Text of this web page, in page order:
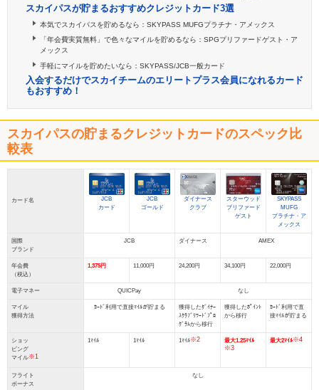
スカイパスが貯まるおすすめクレジットカード3選
本気でスカイパスを貯めるなら：SKYPASS MUFGプラチナ・アメックス
「年会費実質無料」で色々なマイルを貯めるなら：SPGプリファードゲスト・ア
メックス
手軽にマイルを貯めたいなら：SKYPASS/JCB一般カード
入会するだけでスカイチームのエリートプラス会員になれるカード
もおすすめ！
スカイパスの貯まるクレジットカードのスペック比
較表
カード名
JCB
カード
JCB
ゴールド
ダイナース
クラブ
スターウッド
プリファード
ゲスト
SKYPASS
MUFG
プラチナ・ア
メックス
国際
ブランド
JCB ダイナース AMEX
年会費
（税込）
1,375円 11,000円 24,200円 34,100円 22,000円
電子マネー QUICPay なし
マイル
獲得方法
ｶｰﾄﾞ利用で直接ﾏｲﾙが貯まる
獲得したﾀﾞｲﾅｰ
ｽｸﾗﾌﾞﾘﾜｰﾄﾞﾌﾟﾛ
ｸﾞﾗﾑから移行
獲得したﾎﾟｲﾝﾄ
から移行
ｶｰﾄﾞ利用で直
接ﾏｲﾙが貯まる
ショッ
ピング
マイル※1
1ﾏｲﾙ 1ﾏｲﾙ 1ﾏｲﾙ※2 最大1.25ﾏｲﾙ
※3
最大2ﾏｲﾙ※4
フライト
ボーナス
なし